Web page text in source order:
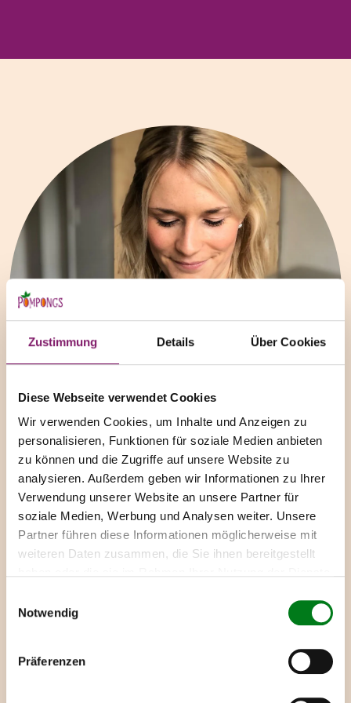
Zustimmung Details Über Cookies
Diese Webseite verwendet Cookies
Wir verwenden Cookies, um Inhalte und Anzeigen zu
personalisieren, Funktionen für soziale Medien anbieten
zu können und die Zugriffe auf unsere Website zu
analysieren. Außerdem geben wir Informationen zu Ihrer
Verwendung unserer Website an unsere Partner für
soziale Medien, Werbung und Analysen weiter. Unsere
Partner führen diese Informationen möglicherweise mit
weiteren Daten zusammen, die Sie ihnen bereitgestellt
Notwendig
Präferenzen
ÜBER UNS
Wie alles begann
Anna-Lena Niehoff kümmert sich seit Jahren
Fruchtsorten zur Weiterverarbeitung für die
Kunden der Niehoff Fruits GmbH.
Bereits 2022 wurde sie auf die sogenannten
Passions­fruchttaler aufmerksam. Ein
langjähriger treuer Lieferant aus Vietnam zeigte
ihr bei einer ihrer gewohnten Besuche der